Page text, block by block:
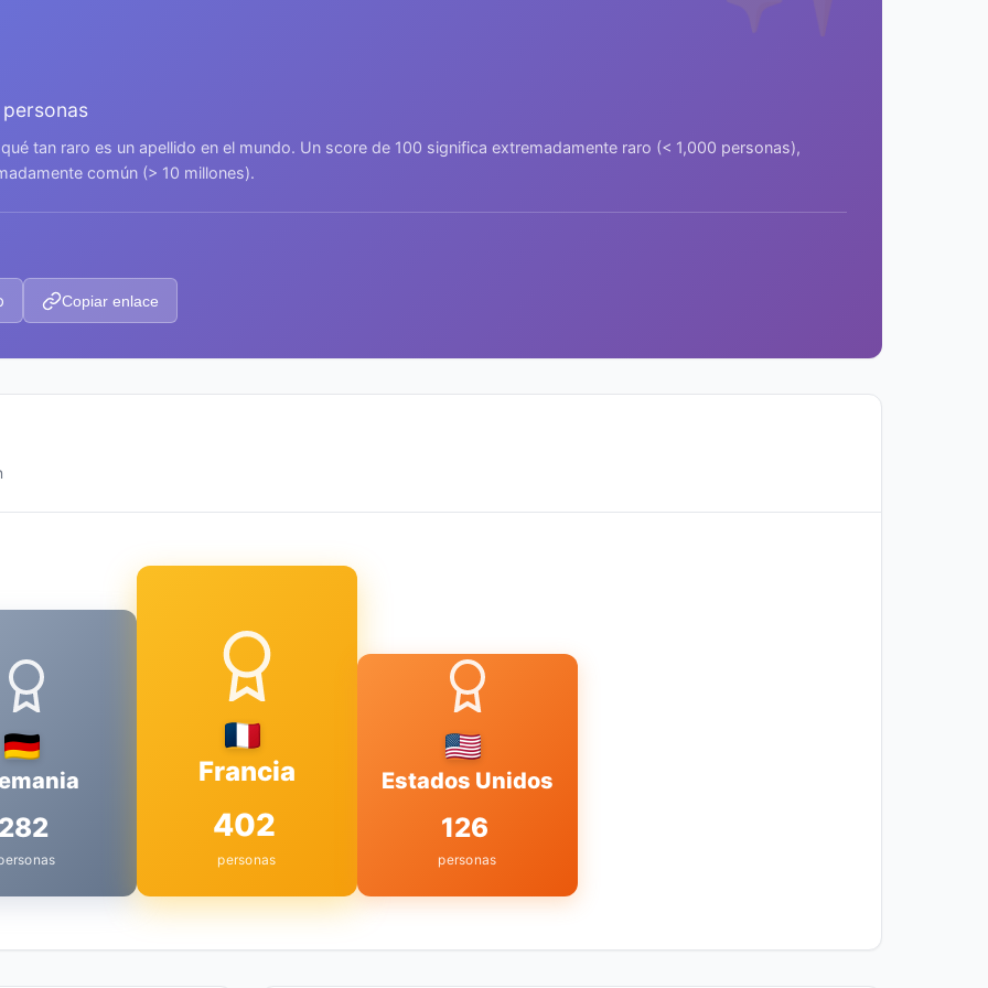
personas
tan raro es un apellido en el mundo. Un score de 100 significa extremadamente raro (< 1,000 personas),
común (> 10 millones).
Copiar enlace
Francia
402
personas
Estados Unidos
126
personas